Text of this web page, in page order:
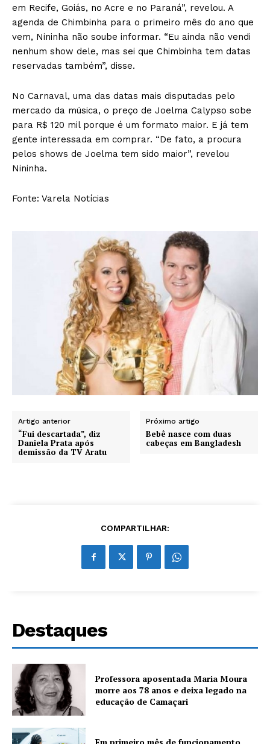
em Recife, Goiás, no Acre e no Paraná”, revelou. A
agenda de Chimbinha para o primeiro mês do ano que
vem, Nininha não soube informar. “Eu ainda não vendi
nenhum show dele, mas sei que Chimbinha tem datas
reservadas também”, disse.
No Carnaval, uma das datas mais disputadas pelo
mercado da música, o preço de Joelma Calypso sobe
para R$ 120 mil porque é um formato maior. E já tem
gente interessada em comprar. “De fato, a procura
pelos shows de Joelma tem sido maior”, revelou
Nininha.
Fonte: Varela Notícias
Artigo anterior
“Fui descartada”, diz
Daniela Prata após
demissão da TV Aratu
Próximo artigo
Bebê nasce com duas
cabeças em Bangladesh
COMPARTILHAR:
Destaques
Professora aposentada Maria Moura
morre aos 78 anos e deixa legado na
educação de Camaçari